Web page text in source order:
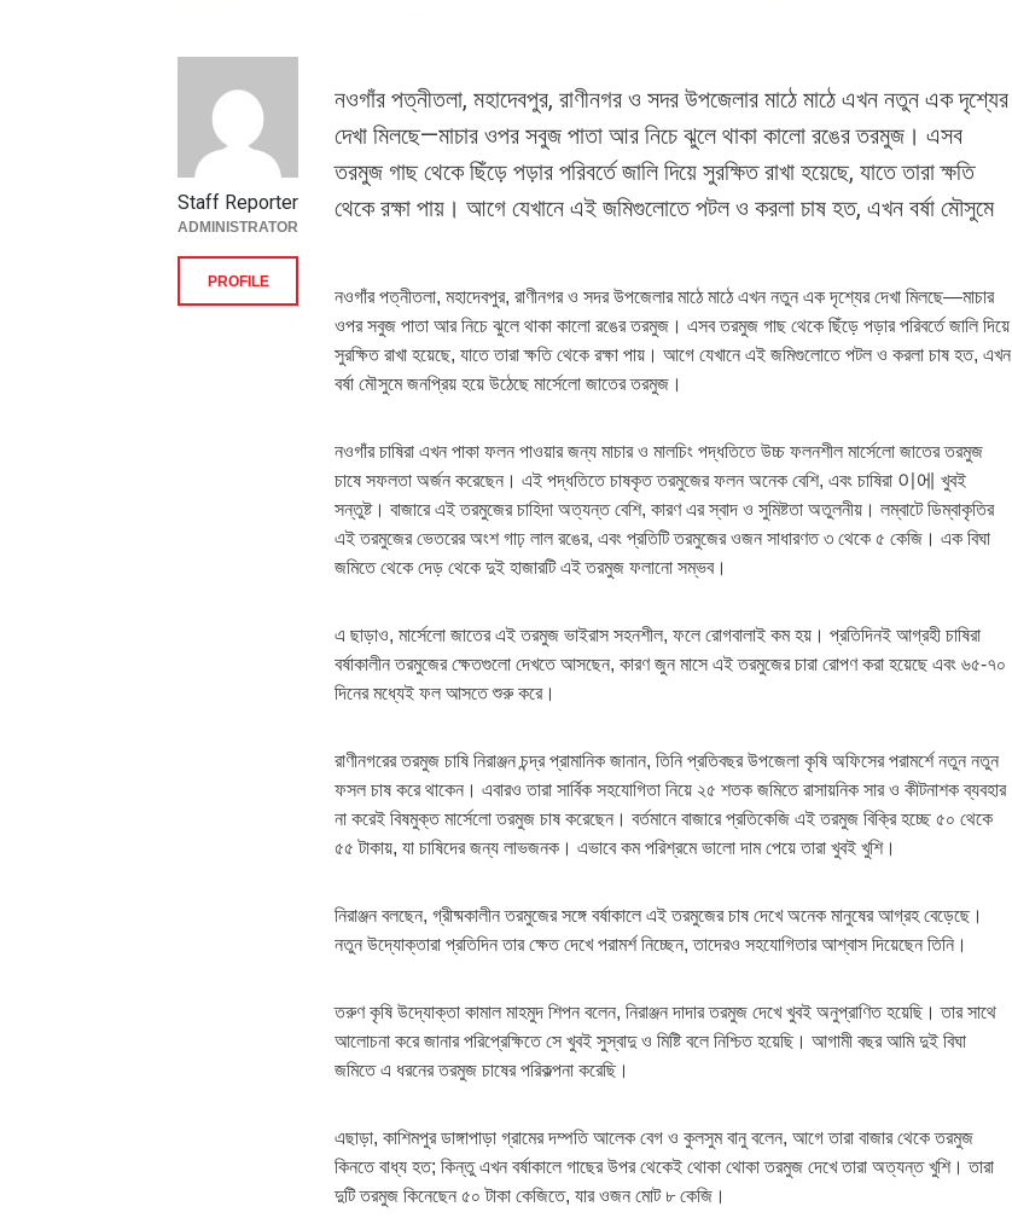
নওগাঁর পত্নীতলা, মহাদেবপুর, রাণীনগর ও সদর উপজেলার মাঠে মাঠে এখন নতুন এক দৃশ্যের
দেখা মিলছে—মাচার ওপর সবুজ পাতা আর নিচে ঝুলে থাকা কালো রঙের তরমুজ। এসব
তরমুজ গাছ থেকে ছিঁড়ে পড়ার পরিবর্তে জালি দিয়ে সুরক্ষিত রাখা হয়েছে, যাতে তারা ক্ষতি
থেকে রক্ষা পায়। আগে যেখানে এই জমিগুলোতে পটল ও করলা চাষ হত, এখন বর্ষা মৌসুমে
নওগাঁর পত্নীতলা, মহাদেবপুর, রাণীনগর ও সদর উপজেলার মাঠে মাঠে এখন নতুন এক দৃশ্যের দেখা মিলছে—মাচার
ওপর সবুজ পাতা আর নিচে ঝুলে থাকা কালো রঙের তরমুজ। এসব তরমুজ গাছ থেকে ছিঁড়ে পড়ার পরিবর্তে জালি দিয়ে
সুরক্ষিত রাখা হয়েছে, যাতে তারা ক্ষতি থেকে রক্ষা পায়। আগে যেখানে এই জমিগুলোতে পটল ও করলা চাষ হত, এখন
বর্ষা মৌসুমে জনপ্রিয় হয়ে উঠেছে মার্সেলো জাতের তরমুজ।
নওগাঁর চাষিরা এখন পাকা ফলন পাওয়ার জন্য মাচার ও মালচিং পদ্ধতিতে উচ্চ ফলনশীল মার্সেলো জাতের তরমুজ
চাষে সফলতা অর্জন করেছেন। এই পদ্ধতিতে চাষকৃত তরমুজের ফলন অনেক বেশি, এবং চাষিরা 이에 খুবই
সন্তুষ্ট। বাজারে এই তরমুজের চাহিদা অত্যন্ত বেশি, কারণ এর স্বাদ ও সুমিষ্টতা অতুলনীয়। লম্বাটে ডিম্বাকৃতির
এই তরমুজের ভেতরের অংশ গাঢ় লাল রঙের, এবং প্রতিটি তরমুজের ওজন সাধারণত ৩ থেকে ৫ কেজি। এক বিঘা
জমিতে থেকে দেড় থেকে দুই হাজারটি এই তরমুজ ফলানো সম্ভব।
এ ছাড়াও, মার্সেলো জাতের এই তরমুজ ভাইরাস সহনশীল, ফলে রোগবালাই কম হয়। প্রতিদিনই আগ্রহী চাষিরা
বর্ষাকালীন তরমুজের ক্ষেতগুলো দেখতে আসছেন, কারণ জুন মাসে এই তরমুজের চারা রোপণ করা হয়েছে এবং ৬৫-৭০
দিনের মধ্যেই ফল আসতে শুরু করে।
রাণীনগরের তরমুজ চাষি নিরাঞ্জন চন্দ্র প্রামানিক জানান, তিনি প্রতিবছর উপজেলা কৃষি অফিসের পরামর্শে নতুন নতুন
ফসল চাষ করে থাকেন। এবারও তারা সার্বিক সহযোগিতা নিয়ে ২৫ শতক জমিতে রাসায়নিক সার ও কীটনাশক ব্যবহার
না করেই বিষমুক্ত মার্সেলো তরমুজ চাষ করেছেন। বর্তমানে বাজারে প্রতিকেজি এই তরমুজ বিক্রি হচ্ছে ৫০ থেকে
৫৫ টাকায়, যা চাষিদের জন্য লাভজনক। এভাবে কম পরিশ্রমে ভালো দাম পেয়ে তারা খুবই খুশি।
নিরাঞ্জন বলছেন, গ্রীষ্মকালীন তরমুজের সঙ্গে বর্ষাকালে এই তরমুজের চাষ দেখে অনেক মানুষের আগ্রহ বেড়েছে।
নতুন উদ্যোক্তারা প্রতিদিন তার ক্ষেত দেখে পরামর্শ নিচ্ছেন, তাদেরও সহযোগিতার আশ্বাস দিয়েছেন তিনি।
তরুণ কৃষি উদ্যোক্তা কামাল মাহমুদ শিপন বলেন, নিরাঞ্জন দাদার তরমুজ দেখে খুবই অনুপ্রাণিত হয়েছি। তার সাথে
আলোচনা করে জানার পরিপ্রেক্ষিতে সে খুবই সুস্বাদু ও মিষ্টি বলে নিশ্চিত হয়েছি। আগামী বছর আমি দুই বিঘা
জমিতে এ ধরনের তরমুজ চাষের পরিকল্পনা করেছি।
এছাড়া, কাশিমপুর ডাঙ্গাপাড়া গ্রামের দম্পতি আলেক বেগ ও কুলসুম বানু বলেন, আগে তারা বাজার থেকে তরমুজ
কিনতে বাধ্য হত; কিন্তু এখন বর্ষাকালে গাছের উপর থেকেই থোকা থোকা তরমুজ দেখে তারা অত্যন্ত খুশি। তারা
দুটি তরমুজ কিনেছেন ৫০ টাকা কেজিতে, যার ওজন মোট ৮ কেজি।
Staff Reporter
ADMINISTRATOR
PROFILE